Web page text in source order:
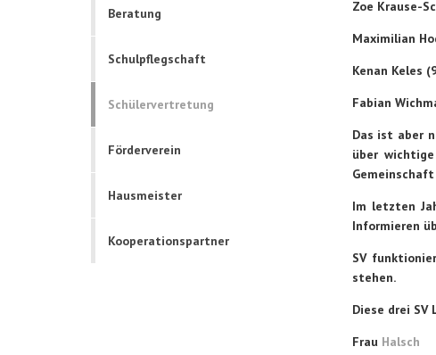
Beratung
Schulpflegschaft
Schülervertretung
Förderverein
Hausmeister
Kooperationspartner
Zoe Krause-
Maximilian
Kenan Keles
Fabian
Das ist aber
über
Im letzten
Informieren
SV
stehen.
Diese drei SV
Frau Halsch